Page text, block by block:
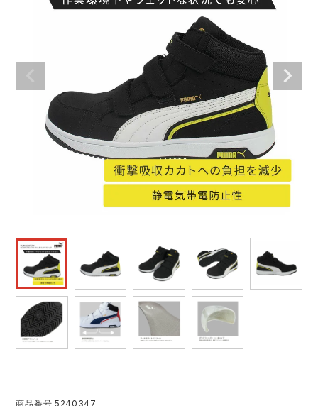
アウトドア・スポーツ
ワークスーツ
コンプレッションウェア
作業用ポロシャツ
安全保護具
レインウェア・カッパ
ヤッケ
アウトドアウェアランキング
つなぎランキング
コンプレッションウェアランキング
作業用ポロシャツランキング
作業用手袋ランキング
レインウェアランキング
ジーベック
桑和
山田辰 クレヒフク
マック
ボンマックス
GUSH FORCE CUP
GDジャパン カーシーカシマ
シンメン 日進ゴム
自動車整備士作業服
DIY・日曜大工作業服
飲食店ユニフォーム
運送・倉庫作業服
清掃・ビルメンテ作業服
夜間・高視認性安全服
商品番号 5240347